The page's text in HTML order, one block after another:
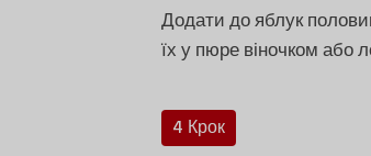
Додати до яблук
їх у пюре віночком або
4 Крок